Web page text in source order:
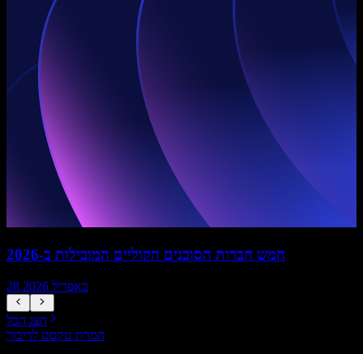
חמש חברות הסוכנים הקוליים המובילות ב-2026
28 באפריל 2026
הצג הכל
המרת טקסט לדיבור